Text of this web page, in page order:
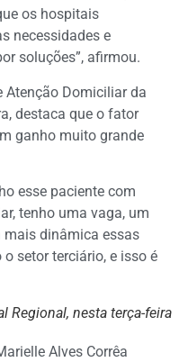
os hospitais
necessidades e
soluções”, afirmou.
Atenção Domiciliar da
destaca que o fator
ganho muito grande
esse paciente com
tenho uma vaga, um
dinâmica essas
setor terciário, e isso é
Regional, nesta terça-feira
Alves Corrêa